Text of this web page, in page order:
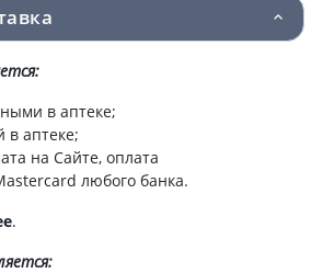
таблетки
255.30 грн.
таб 20мг №30
10мг №60
20мг №60
в аптеке;
в аптеке;
на Сайте, оплата
любого банка.
.